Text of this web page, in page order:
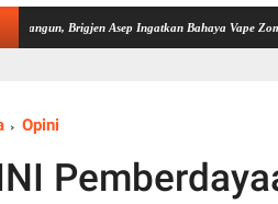
Asep Ingatkan Bahaya Vape Zombie
Opini